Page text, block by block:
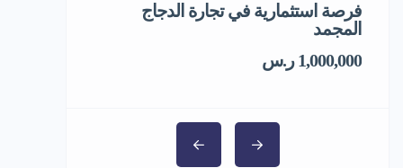
فرصة استثمارية في تجارة الدجاج
المجمد
1,000,000 ر.س